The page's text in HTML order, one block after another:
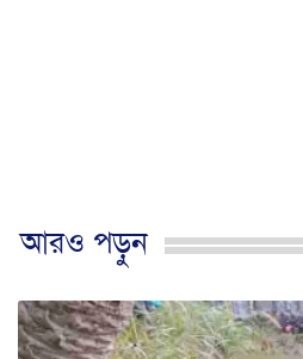
আরও পড়ুন